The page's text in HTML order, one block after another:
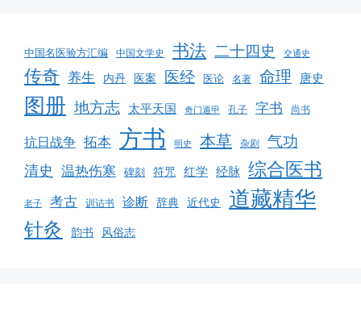
中国名医验方汇编 中国文学史 书法 二十四史 交通史
传奇 养生 内丹 医案 医经 医论 名著 命理 唐史
图册 地方志 太平天国 奇门遁甲 孔子 字书 尚书
抗日战争 拓本 方书 明史 本草 杂剧 气功
清史 温热伤寒 碑刻 符咒 红学 经脉 综合医书
老子 考古 训诂书 诊断 辞典 近代史 道藏精华
针灸 韵书 风俗志